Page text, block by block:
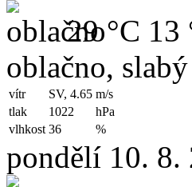
29 °C 13
oblačno,
vítr SV, 4.65 m/s
tlak
1022
hPa
vlhkost 36 %
pondělí 10. 8.